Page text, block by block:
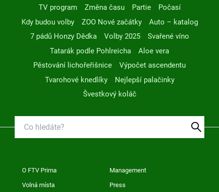
TV program
Změna času Partie
Počasí
Kdy budou volby
ZOO Nové začátky
Auto – katalog
7 pádů Honzy Dědka
Volby 2025
Svařené víno
Tatarák podle Pohlreicha
Aloe vera
Pěstování lichořeřišnice
Výpočet ascendentu
Tvarohové knedlíky
Nejlepší palačinky
Švestkový koláč
O FTV Prima Management
Volná místa Press